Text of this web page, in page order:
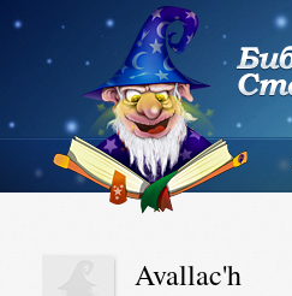
Avallac'h